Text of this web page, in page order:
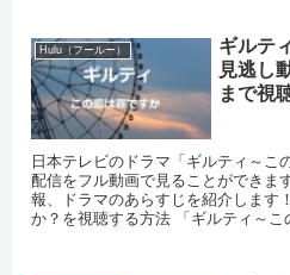
Hulu（フールー）
ギルテ
見逃し
まで視
日本テレビのドラマ「ギルティ～こ
配信をフル動画で見ることができま
報、ドラマのあらすじを紹介します
か？を視聴する方法 「ギルティ～こ